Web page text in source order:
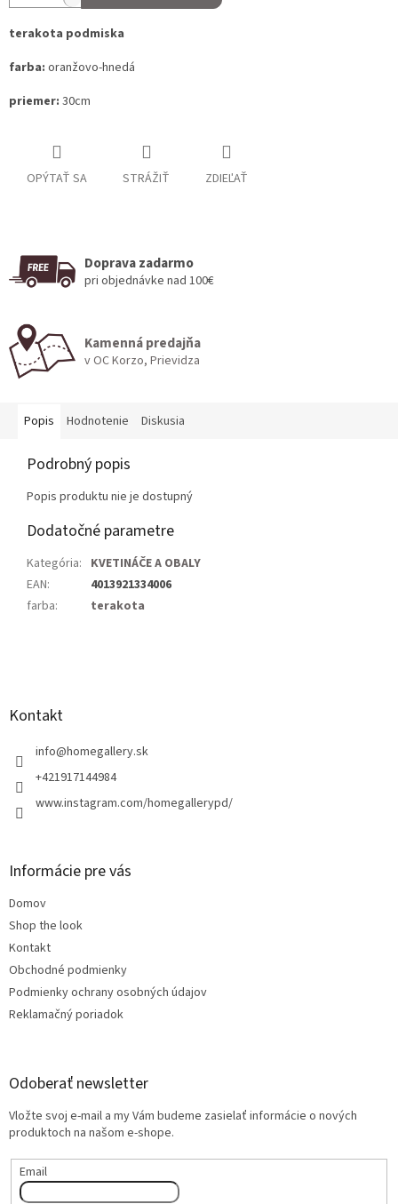
terakota podmiska
farba: oranžovo-hnedá
priemer: 30cm
OPÝTAŤ SA STRÁŽIŤ ZDIEĽAŤ
Doprava zadarmo
pri objednávke nad 100€
Kamenná predajňa
v OC Korzo, Prievidza
Popis Hodnotenie Diskusia
Podrobný popis
Popis produktu nie je dostupný
Dodatočné parametre
Kategória: KVETINÁČE A OBALY
EAN:
4013921334006
farba: terakota
Kontakt
info@homegallery.sk
+421917144984
www.instagram.com/homegallerypd/
Informácie pre vás
Domov
Shop the look
Kontakt
Obchodné podmienky
Podmienky ochrany osobných údajov
Reklamačný poriadok
Odoberať newsletter
Vložte svoj e-mail a my Vám budeme zasielať informácie o nových
produktoch na našom e-shope.
Email